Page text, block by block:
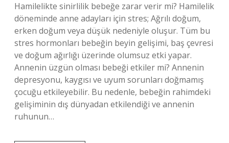
Hamilelikte sinirlilik bebeğe zarar verir mi? Hamilelik
döneminde anne adayları için stres; Ağrılı doğum,
erken doğum veya düşük nedeniyle oluşur. Tüm bu
stres hormonları bebeğin beyin gelişimi, baş çevresi
ve doğum ağırlığı üzerinde olumsuz etki yapar.
Annenin üzgün olması bebeği etkiler mi? Annenin
depresyonu, kaygısı ve uyum sorunları doğmamış
çocuğu etkileyebilir. Bu nedenle, bebeğin rahimdeki
gelişiminin dış dünyadan etkilendiği ve annenin
ruhunun…